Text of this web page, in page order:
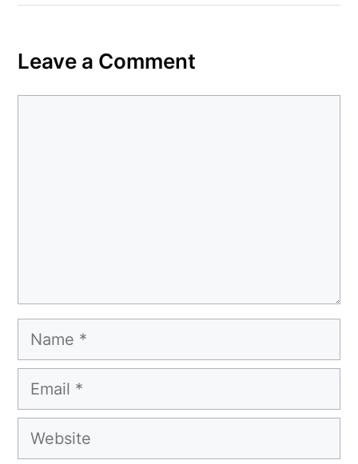
कहा– अंतिम संस्कार कर दीजिए हम नहीं आ पाएंगे
Leave a Comment
Name
Email
Website